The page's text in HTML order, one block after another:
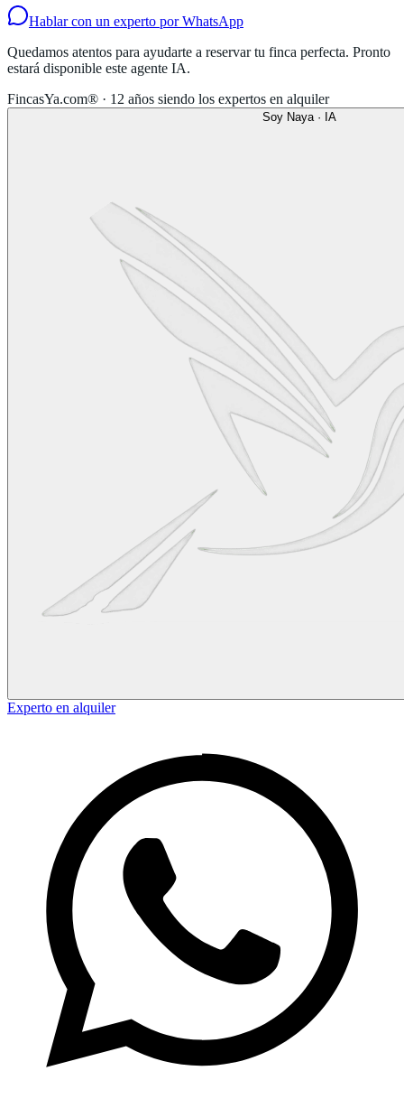
Hablar con un experto por WhatsApp
Quedamos atentos para ayudarte a reservar tu finca perfecta. Pronto
estará disponible este agente IA.
FincasYa.com® · 12 años siendo los expertos en alquiler
Soy Naya · IA
Experto en alquiler